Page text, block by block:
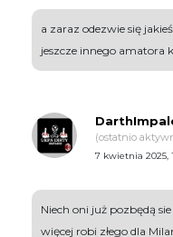
a zaraz odezwie się
jeszcze innego amatora
(ostatnio
7 kwietnia 2025,
Niech oni już pozbędą
więcej robi złego dla